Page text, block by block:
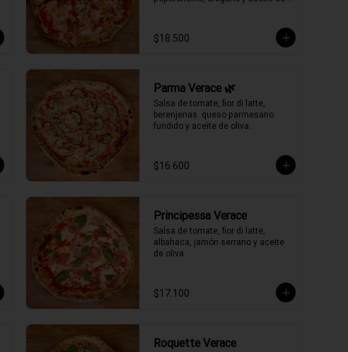
$18.500
Parma Verace 🌿
Salsa de tomate, fior di latte,
berenjenas  queso parmesano
fundido y aceite de oliva.
$16.600
Principessa Verace
Salsa de tomate, fior di latte,
albahaca, jamón serrano y aceite
de oliva.
$17.100
Roquette Verace